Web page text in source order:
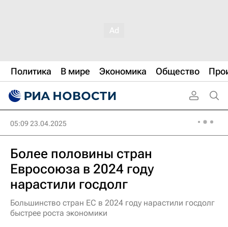
Политика В мире Экономика Общество
05:09 23.04.2025
Более половины стран
Евросоюза в 2024 году
нарастили госдолг
Большинство стран ЕС в 2024 году нарастили госдолг
быстрее роста экономики